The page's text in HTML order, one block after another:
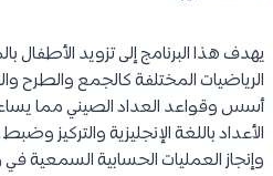
يهدف هذا البرنامج إلى تزويد الأطفال
الرياضيات المختلفة كالجمع والطرح
أسس وقواعد العداد الصيني مما
الأعداد باللغة الإنجليزية والتركيز
وإنجاز العمليات الحسابية السمعية